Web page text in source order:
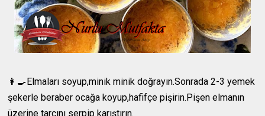
👩‍🍳Elmaları soyup,minik minik doğrayın.Sonrada 2-3 yemek
şekerle beraber ocağa koyup,hafifçe pişirin.Pişen elmanın
üzerine tarçını serpip karıştırın.